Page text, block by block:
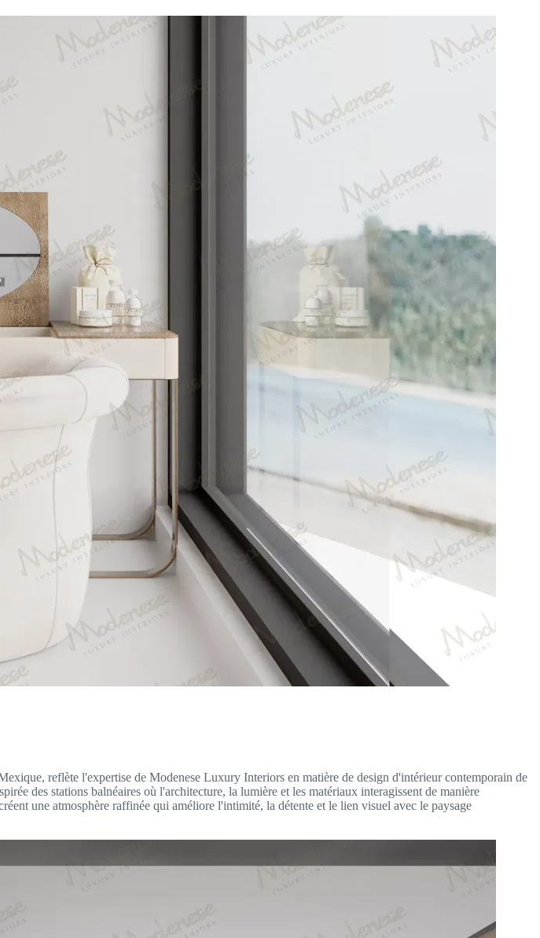
reflète l'expertise de Modenese Luxury Interiors en matière de design d'intérieur contemporain de
des stations balnéaires où l'architecture, la lumière et les matériaux interagissent de manière
une atmosphère raffinée qui améliore l'intimité, la détente et le lien visuel avec le paysage